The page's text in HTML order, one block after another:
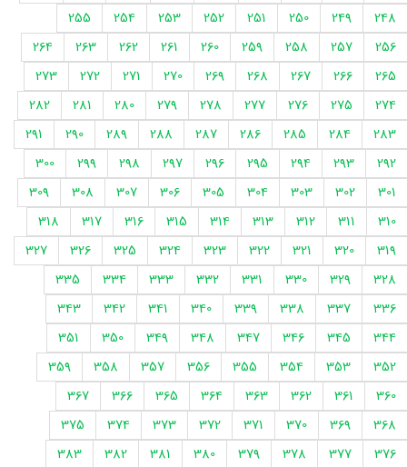
248
249
250
251
252
253
254
255
256
257
258
259
260
261
262
263
264
265
266
267
268
269
270
271
272
273
274
275
276
277
278
279
280
281
282
283
284
285
286
287
288
289
290
291
292
293
294
295
296
297
298
299
300
301
302
303
304
305
306
307
308
309
310
311
312
313
314
315
316
317
318
319
320
321
322
323
324
325
326
327
328
329
330
331
332
333
334
335
336
337
338
339
340
341
342
343
344
345
346
347
348
349
350
351
352
353
354
355
356
357
358
359
360
361
362
363
364
365
366
367
368
369
370
371
372
373
374
375
376
377
378
379
380
381
382
383